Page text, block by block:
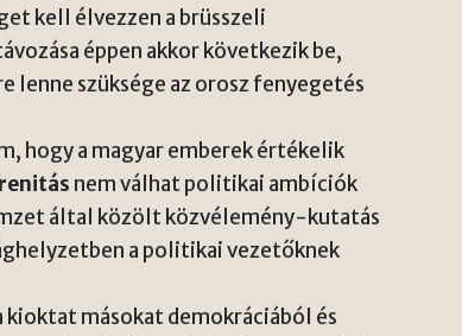
kell élvezzen a brüsszeli
éppen akkor következik be,
lenne szüksége az orosz fenyegetés
hogy a magyar emberek értékelik
nem válhat politikai ambíciók
által közölt közvélemény-kutatás
a politikai vezetőknek
kioktat másokat demokráciából és